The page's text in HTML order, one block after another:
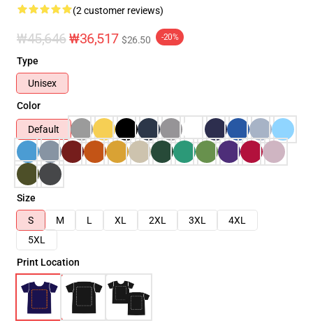
(2 customer reviews)
₩45,646₩36,517 $26.50 -20%
Type
Unisex
Color
Default
Size
S
M L XL 2XL 3XL
4XL
5XL
Print Location